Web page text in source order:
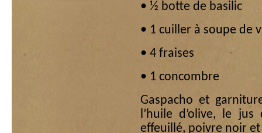
• ½ botte de basilic
• 1 cuiller à soupe de
• 4 fraises
• 1 concombre
Gaspacho et
l’huile d’olive, le
effeuillé, poivre noir et